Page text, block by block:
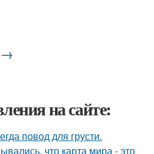
→
на сайте:
повод для грусти.
что карта мира - это